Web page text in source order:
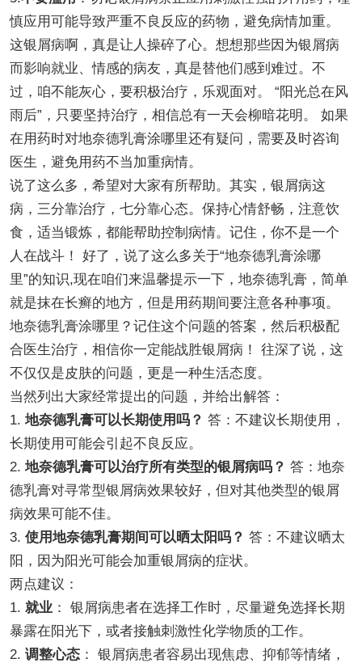
慎应用可能导致严重不良反应的药物，避免病情加重。
这银屑病啊，真是让人操碎了心。想想那些因为银屑病
而影响就业、情感的病友，真是替他们感到难过。不
过，咱不能灰心，要积极治疗，乐观面对。 “阳光总在风
雨后”，只要坚持治疗，相信总有一天会柳暗花明。 如果
在用药时对地奈德乳膏涂哪里还有疑问，需要及时咨询
医生，避免用药不当加重病情。
说了这么多，希望对大家有所帮助。其实，银屑病这
病，三分靠治疗，七分靠心态。保持心情舒畅，注意饮
食，适当锻炼，都能帮助控制病情。记住，你不是一个
人在战斗！ 好了，说了这么多关于“地奈德乳膏涂哪
里”的知识,现在咱们来温馨提示一下，地奈德乳膏，简单
就是抹在长癣的地方，但是用药期间要注意各种事项。
地奈德乳膏涂哪里？记住这个问题的答案，然后积极配
合医生治疗，相信你一定能战胜银屑病！ 往深了说，这
不仅仅是皮肤的问题，更是一种生活态度。
当然列出大家经常提出的问题，并给出解答：
1. 地奈德乳膏可以长期使用吗？ 答：不建议长期使用，
长期使用可能会引起不良反应。
2. 地奈德乳膏可以治疗所有类型的银屑病吗？ 答：地奈
德乳膏对寻常型银屑病效果较好，但对其他类型的银屑
病效果可能不佳。
3. 使用地奈德乳膏期间可以晒太阳吗？ 答：不建议晒太
阳，因为阳光可能会加重银屑病的症状。
两点建议：
1. 就业： 银屑病患者在选择工作时，尽量避免选择长期
暴露在阳光下，或者接触刺激性化学物质的工作。
2. 调整心态： 银屑病患者容易出现焦虑、抑郁等情绪，